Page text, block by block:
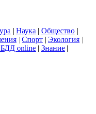
| Наука | Общество |
| Спорт | Экология |
online | Знание |